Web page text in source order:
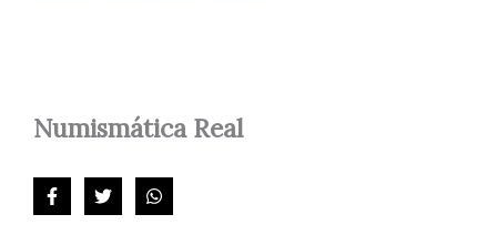
NumismáticaReal